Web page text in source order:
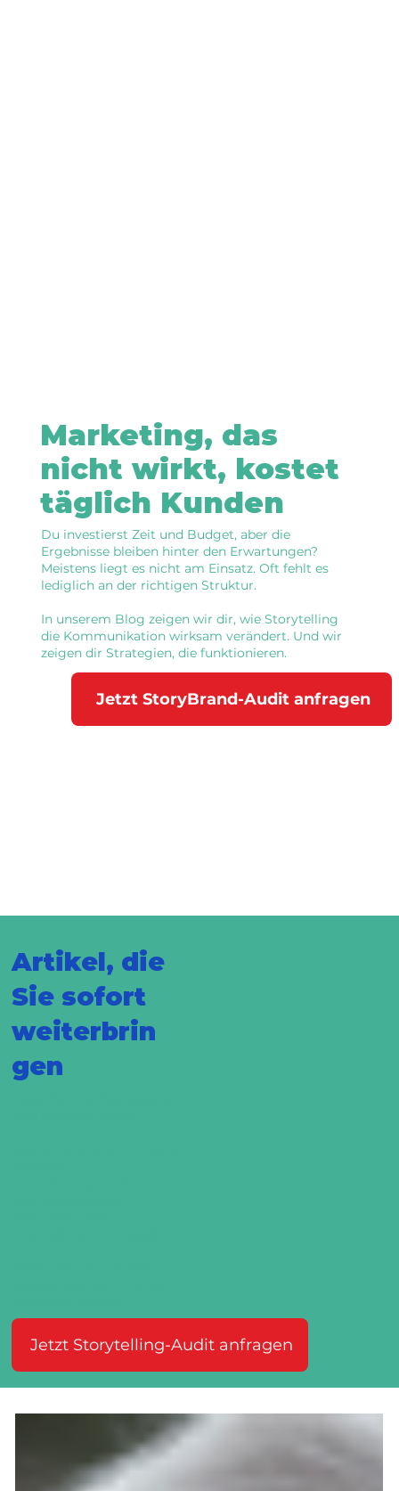
Marketing, das
nicht wirkt, kostet
täglich Kunden
Du investierst Zeit und Budget, aber die
Ergebnisse bleiben hinter den Erwartungen?
Meistens liegt es nicht am Einsatz. Oft fehlt es
lediglich an der richtigen Struktur.
In unserem Blog zeigen wir dir, wie Storytelling
die Kommunikation wirksam verändert. Und wir
zeigen dir Strategien, die funktionieren.
Jetzt StoryBrand-Audit anfragen
Artikel, die
Sie sofort
weiterbrin
gen
Jetzt Storytelling-Audit anfragen